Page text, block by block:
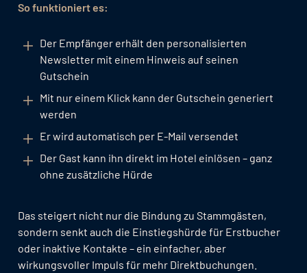
So funktioniert es:
Der Empfänger erhält den personalisierten
Newsletter mit einem Hinweis auf seinen
Gutschein
Mit nur einem Klick kann der Gutschein generiert
werden
Er wird automatisch per E-Mail versendet
Der Gast kann ihn direkt im Hotel einlösen – ganz
ohne zusätzliche Hürde
Das steigert nicht nur die Bindung zu Stammgästen,
sondern senkt auch die Einstiegshürde für Erstbucher
oder inaktive Kontakte – ein einfacher, aber
wirkungsvoller Impuls für mehr Direktbuchungen.